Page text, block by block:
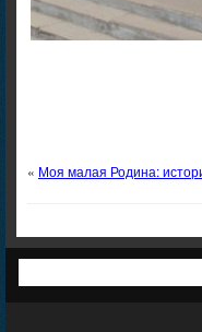
« Моя малая Родина: